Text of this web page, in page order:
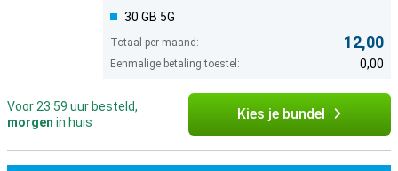
30 GB 5G
Totaal per maand: 12,00
Eenmalige betaling toestel: 0,00
Voor 23:59 uur besteld,
morgen in huis Kies je bundel